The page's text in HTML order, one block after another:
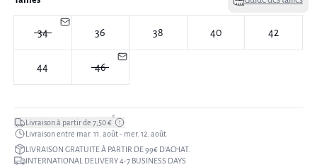
34 36 38 40 42
44 46
Livraison à partir de 7,50 €*
Livraison entre mar. 11. août - mer. 12. août
LIVRAISON GRATUITE À PARTIR DE 99€ D’ACHAT.
INTERNATIONAL DELIVERY 4-7 BUSINESS DAYS